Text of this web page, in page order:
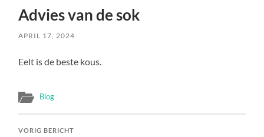
Advies van de sok
APRIL 17, 2024
Eelt is de beste kous.
Blog
VORIG BERICHT